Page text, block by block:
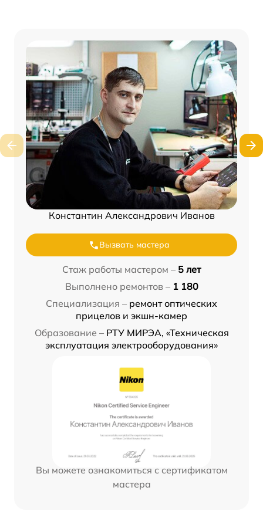
Константин Александрович Иванов
Вызвать мастера
Стаж работы мастером – 5 лет
Выполнено ремонтов – 1 180
Специализация – ремонт оптических
прицелов и экшн-камер
Образование – РТУ МИРЭА, «Техническая
эксплуатация электрооборудования»
Вы можете ознакомиться с сертификатом
мастера